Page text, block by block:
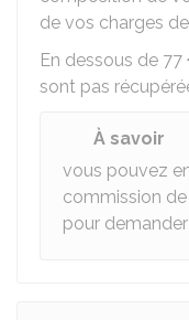
de vos charges
En dessous de 77
sont pas
À savoir
vous pouvez
commission
pour